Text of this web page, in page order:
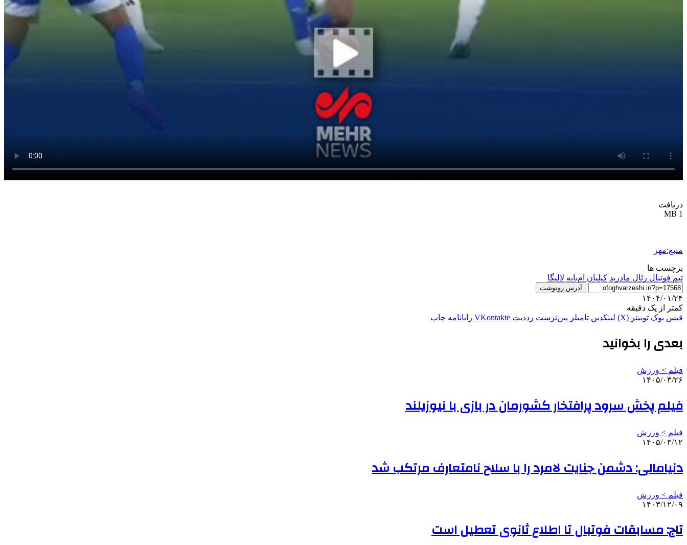
دریافت
1 MB
منبع:مهر
برچسب ها
تیم فوتبال رئال مادرید کیلیان ام‌باپه لالیگا
آدرس رونوشت
۱۴۰۴/۰۱/۲۴
کمتر از یک دقیقه
فیس بوک توییتر (X) لینکدین ‫تامبلر ‫پین‌ترست ‫رددیت ‫VKontakte رایانامه چاپ
بعدی را بخوانید
فیلم > ورزش
۱۴۰۵/۰۳/۲۶
فیلم پخش سرود پرافتخار کشورمان در بازی با نیوزیلند
فیلم > ورزش
۱۴۰۵/۰۳/۱۲
دنیامالی: دشمن جنایت لامرد را با سلاح نامتعارف مرتکب شد
فیلم > ورزش
۱۴۰۳/۱۲/۰۹
تاج: مسابقات فوتبال تا اطلاع ثانوی تعطیل است